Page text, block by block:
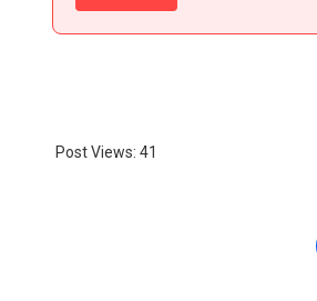
Post Views: 41